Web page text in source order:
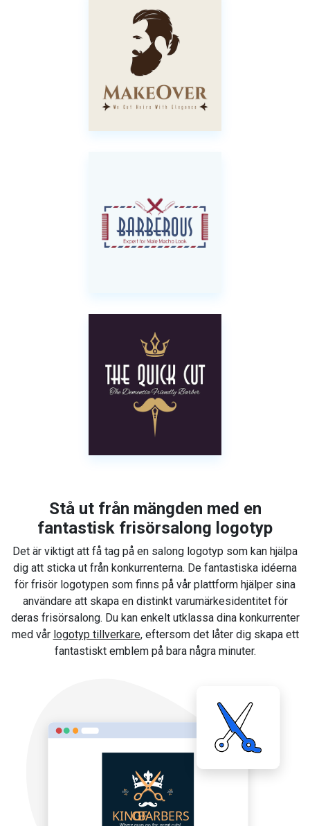
Stå ut från mängden med en
fantastisk frisörsalong logotyp
Det är viktigt att få tag på en salong logotyp som kan hjälpa
dig att sticka ut från konkurrenterna. De fantastiska idéerna
för frisör logotypen som finns på vår plattform hjälper sina
användare att skapa en distinkt varumärkesidentitet för
deras frisörsalong. Du kan enkelt utklassa dina konkurrenter
med vår logotyp tillverkare, eftersom det låter dig skapa ett
fantastiskt emblem på bara några minuter.